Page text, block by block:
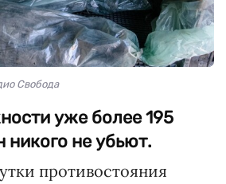
Свобода
уже более 195
никого не убьют.
противостояния